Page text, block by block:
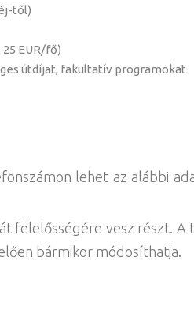
től)
EUR/fő)
útdíjat, fakultatív programokat
lehet az alábbi
felelősségére vesz részt.
bármikor módosíthatja.